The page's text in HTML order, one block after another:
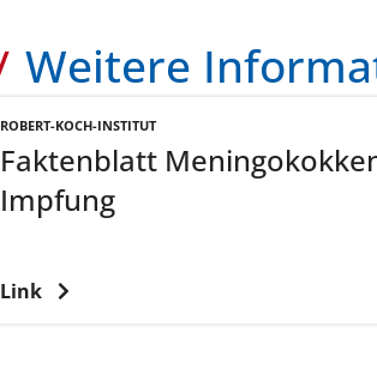
Weitere
ROBERT-KOCH-INSTITUT
Faktenblatt
Impfung
Link